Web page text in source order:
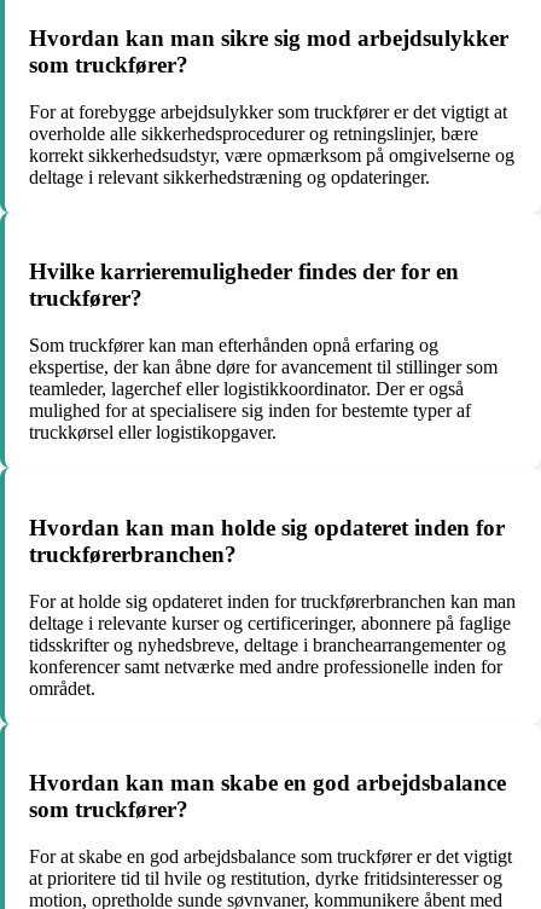
Hvordan kan man sikre sig mod arbejdsulykker
som truckfører?
For at forebygge arbejdsulykker som truckfører er det vigtigt at
overholde alle sikkerhedsprocedurer og retningslinjer, bære
korrekt sikkerhedsudstyr, være opmærksom på omgivelserne og
deltage i relevant sikkerhedstræning og opdateringer.
Hvilke karrieremuligheder findes der for en
truckfører?
Som truckfører kan man efterhånden opnå erfaring og
ekspertise, der kan åbne døre for avancement til stillinger som
teamleder, lagerchef eller logistikkoordinator. Der er også
mulighed for at specialisere sig inden for bestemte typer af
truckkørsel eller logistikopgaver.
Hvordan kan man holde sig opdateret inden for
truckførerbranchen?
For at holde sig opdateret inden for truckførerbranchen kan man
deltage i relevante kurser og certificeringer, abonnere på faglige
tidsskrifter og nyhedsbreve, deltage i branchearrangementer og
konferencer samt netværke med andre professionelle inden for
området.
Hvordan kan man skabe en god arbejdsbalance
som truckfører?
For at skabe en god arbejdsbalance som truckfører er det vigtigt
at prioritere tid til hvile og restitution, dyrke fritidsinteresser og
motion, opretholde sunde søvnvaner, kommunikere åbent med